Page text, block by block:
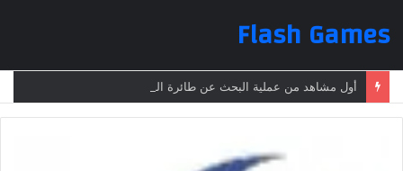
Flash Games